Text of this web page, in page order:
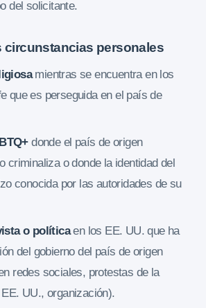
del solicitante.
circunstancias personales
mientras se encuentra en los
que es perseguida en el país de
donde el país de origen
criminaliza o donde la identidad del
conocida por las autoridades de su
o políticaen los EE. UU. que ha
del gobierno del país de origen
redes sociales, protestas de la
UU., organización).